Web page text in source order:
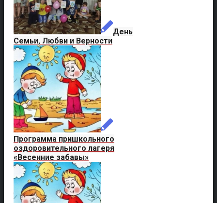
День
Семьи, Любви и Верности
Программа пришкольного
оздоровительного лагеря
«Весенние забавы»